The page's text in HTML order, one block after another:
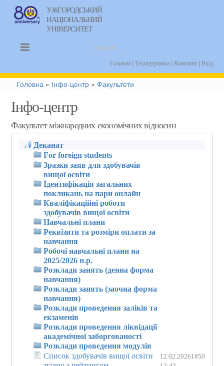
УЖГОРОДСЬКИЙ
НАЦІОНАЛЬНИЙ
УНІВЕРСИТЕТ
Головна| Техпідтримка| Контакти| Вхід
Головна » Інфо-центр »Факультети
Інфо-центр
Факультет міжнародних економічних відносин
Деканат
For foreign students
Зразки заяв для здобувачів
вищої освіти
Ідентифікація загальних
покликань на пари онлайн
Кваліфікаційні роботи
здобувачів вищої освіти
Навчальні плани
Реквізити та розміри оплати за
навчання
Робочі навчальні плани на
2025/2026 н.р.
Розклади занять (денна форма
навчання)
Розклади занять (заочна форма
навчання)
Розклади проведення заліків та
екзаменів
Розклади проведення ліквідації
академічної заборгованості
Розклади проведення модулів
Список здобувачів вищої освіти
12.02.20261850